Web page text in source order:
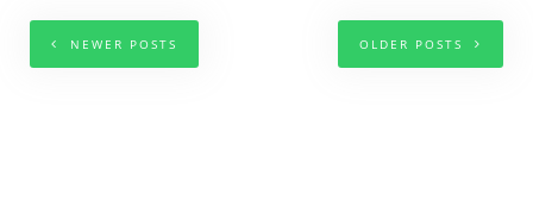
OLDER POSTS
NEWER POSTS